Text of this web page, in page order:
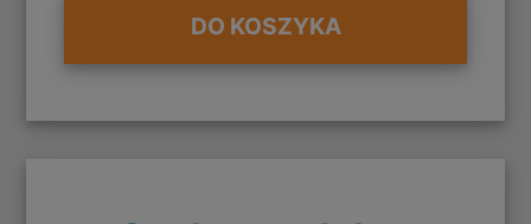
DO KOSZYKA